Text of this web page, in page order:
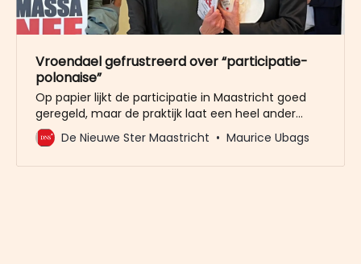
Vroendael gefrustreerd over “participatie-
polonaise”
Op papier lijkt de participatie in Maastricht goed
geregeld, maar de praktijk laat een heel ander
beeld zien. De actieve bewoners van de wijk
Vroendael spreken van een “partcipatie-polonaise”.
De Nieuwe Ster Maastricht Maurice Ubags